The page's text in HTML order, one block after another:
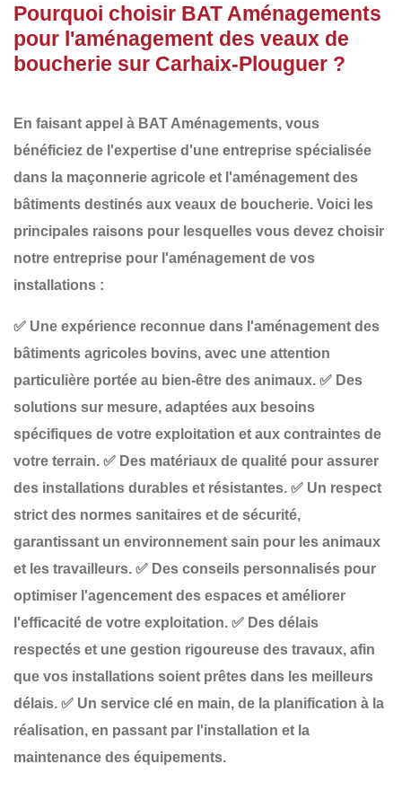
Pourquoi choisir BAT Aménagements
pour l'aménagement des veaux de
boucherie sur Carhaix-Plouguer ?
En faisant appel à BAT Aménagements, vous
bénéficiez de l'expertise d'une entreprise spécialisée
dans la maçonnerie agricole et l'aménagement des
bâtiments destinés aux veaux de boucherie. Voici les
principales raisons pour lesquelles vous devez choisir
notre entreprise pour l'aménagement de vos
installations :
✅ Une expérience reconnue dans l'aménagement des
bâtiments agricoles bovins, avec une attention
particulière portée au bien-être des animaux. ✅ Des
solutions sur mesure, adaptées aux besoins
spécifiques de votre exploitation et aux contraintes de
votre terrain. ✅ Des matériaux de qualité pour assurer
des installations durables et résistantes. ✅ Un respect
strict des normes sanitaires et de sécurité,
garantissant un environnement sain pour les animaux
et les travailleurs. ✅ Des conseils personnalisés pour
optimiser l'agencement des espaces et améliorer
l'efficacité de votre exploitation. ✅ Des délais
respectés et une gestion rigoureuse des travaux, afin
que vos installations soient prêtes dans les meilleurs
délais. ✅ Un service clé en main, de la planification à la
réalisation, en passant par l'installation et la
maintenance des équipements.